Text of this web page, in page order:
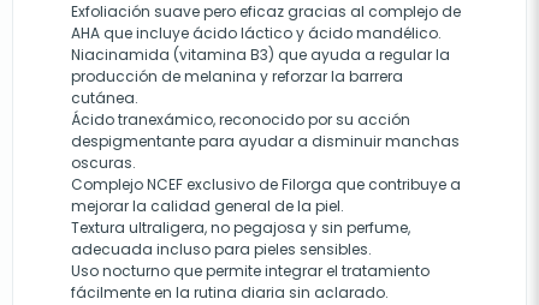
Exfoliación suave pero eficaz gracias al complejo de
AHA que incluye ácido láctico y ácido mandélico.
Niacinamida (vitamina B3) que ayuda a regular la
producción de melanina y reforzar la barrera
cutánea.
Ácido tranexámico, reconocido por su acción
despigmentante para ayudar a disminuir manchas
oscuras.
Complejo NCEF exclusivo de Filorga que contribuye a
mejorar la calidad general de la piel.
Textura ultraligera, no pegajosa y sin perfume,
adecuada incluso para pieles sensibles.
Uso nocturno que permite integrar el tratamiento
fácilmente en la rutina diaria sin aclarado.